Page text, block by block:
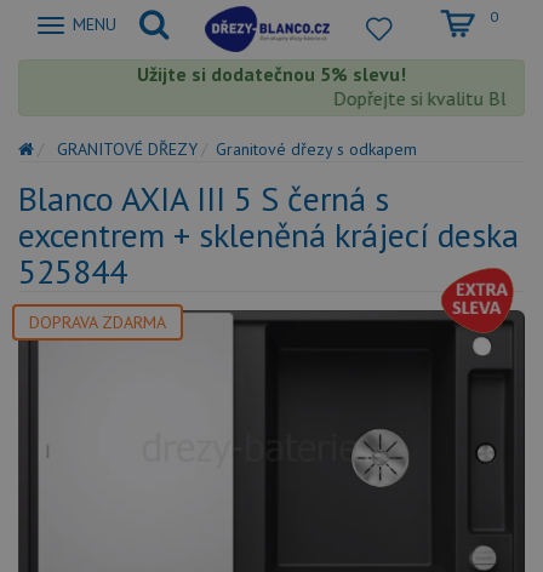
Zobrazit
MENU 0
Užijte si dodatečnou 5% slevu!
Dopřejte si kvalitu Blanco
GRANITOVÉ DŘEZY Granitové dřezy s odkapem
Blanco AXIA III 5 S černá s
excentrem + skleněná krájecí deska
525844
DOPRAVA ZDARMA